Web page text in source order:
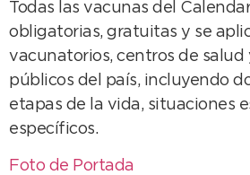
Todas las vacunas del
obligatorias, gratuitas y se
vacunatorios, centros de salud
públicos del país, incluyendo
etapas de la vida, situaciones
específicos.
Foto de Portada